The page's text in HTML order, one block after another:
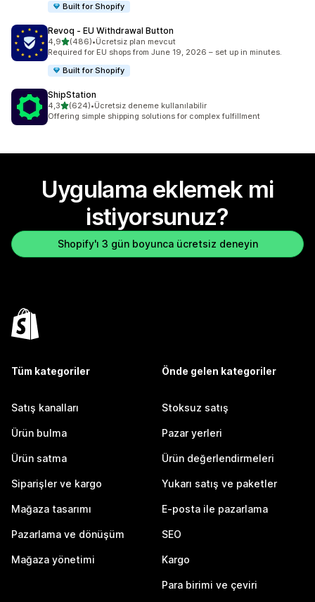
Built for Shopify
Revoq ‑ EU Withdrawal Button
4,95 yıldız üzerinden
(486)
toplam 486 değerlendirme
•Ücretsiz plan mevcut
Required for EU shops from June 19, 2026 – set up in minutes.
Built for Shopify
ShipStation
4,35 yıldız üzerinden
(624)
toplam 624 değerlendirme
•Ücretsiz deneme kullanılabilir
Offering simple shipping solutions for complex fulfillment
Uygulama eklemek mi
istiyorsunuz?
Shopify'ı 3 gün boyunca ücretsiz deneyin
Tüm kategoriler
Satış kanalları
Ürün bulma
Ürün satma
Siparişler ve kargo
Mağaza tasarımı
Pazarlama ve dönüşüm
Mağaza yönetimi
Önde gelen kategoriler
Stoksuz satış
Pazar yerleri
Ürün değerlendirmeleri
Yukarı satış ve paketler
E-posta ile pazarlama
SEO
Kargo
Para birimi ve çeviri